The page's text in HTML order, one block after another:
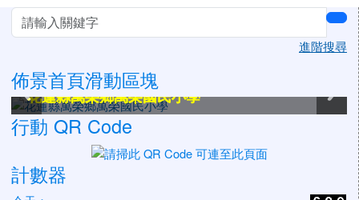
左邊區域內容
進階搜尋
佈景首頁滑動區塊
花蓮縣萬榮鄉萬榮國民小學
花蓮縣萬榮鄉萬榮國民小學
花蓮縣萬榮鄉萬榮國民小學
花蓮縣萬榮鄉萬榮國民小學
花蓮縣萬榮鄉萬榮國民小學
花蓮縣萬榮鄉萬榮國民小學
行動 QR Code
計數器